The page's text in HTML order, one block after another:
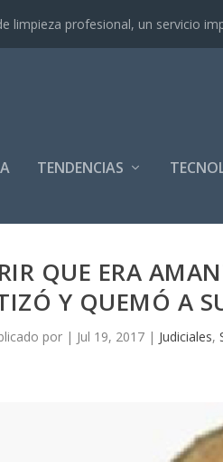
limpieza profesional, un servicio
TENDENCIAS
QUE ERA
Y QUEMÓ A
por | Jul 19, 2017 | Judiciales,